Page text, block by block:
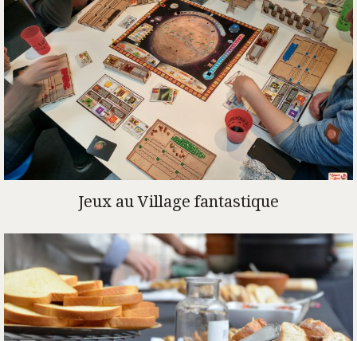
Jeux au Village fantastique